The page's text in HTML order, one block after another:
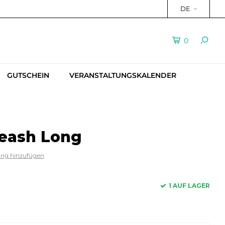
DE
0
GUTSCHEIN VERANSTALTUNGSKALENDER
Long
hinzufügen
1 AUF LAGER